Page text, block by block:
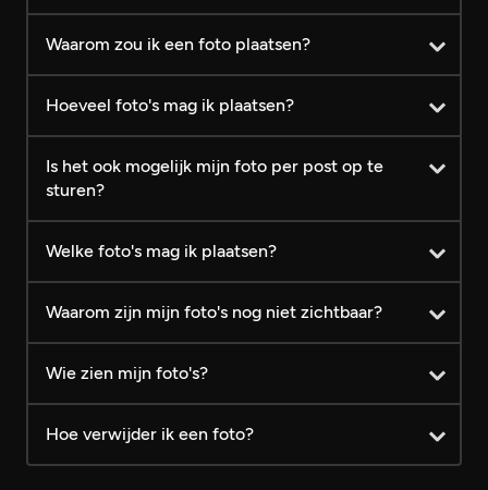
Waarom zou ik een foto plaatsen?
Hoeveel foto's mag ik plaatsen?
Is het ook mogelijk mijn foto per post op te
sturen?
Welke foto's mag ik plaatsen?
Waarom zijn mijn foto's nog niet zichtbaar?
Wie zien mijn foto's?
Hoe verwijder ik een foto?